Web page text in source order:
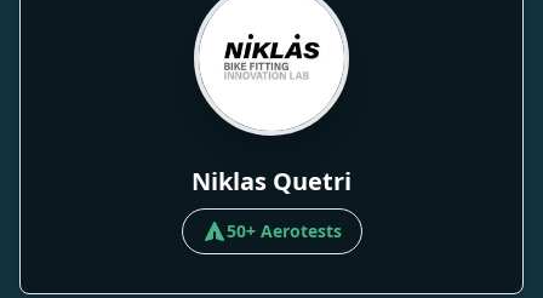
Niklas Quetri
50+ Aerotests